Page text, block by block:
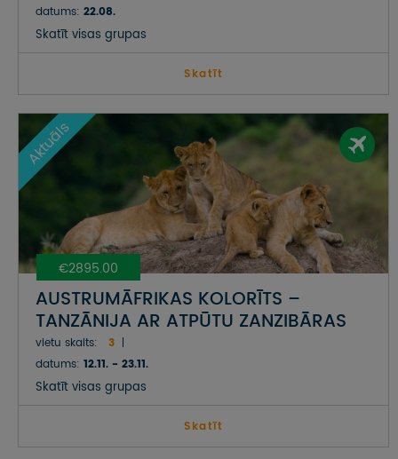
datums: 22.08.
Skatīt visas grupas
Skatīt
€2895.00
Aktuāls
AUSTRUMĀFRIKAS KOLORĪTS –
TANZĀNIJA AR ATPŪTU ZANZIBĀRAS
SALĀ
vietu skaits:
3
datums: 12.11. - 23.11.
Skatīt visas grupas
Skatīt